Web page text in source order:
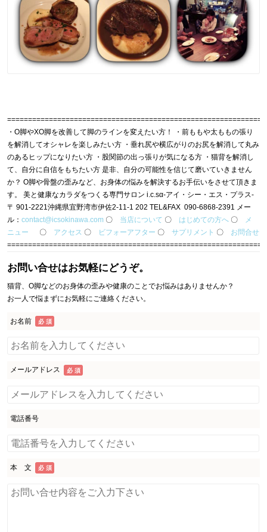
=============================================================
・O脚やXO脚を改善して脚のラインを変えたい方！ ・前ももや太ももの張り
を解消してオシャレを楽しみたい方 ・垂れ尻や横広がりのお尻を解消して丸み
のあるヒップになりたい方 ・股関節の出っ張りが気になる方 ・猫背を解消し
て、自分に自信をもちたい方 是非、自分の可能性を信じて磨いていきません
か？ O脚や骨盤の歪みなど、お身体の悩みを解決するお手伝いをさせて頂きま
す。 美と健康なカラダをつくる専門サロン i.c.sα-アイ・シー・エス・プラス-
〒 901-2221沖縄県宜野湾市伊佐2-11-1 202 TEL&FAX 090-6868-2391 メー
ル： contact@icsokinawa.com 〇 当店について 〇 はじめての方へ 〇
メ
ニュー
〇 アクセス 〇 ビフォーアフター 〇 サプリメント 〇 お問合せ
=============================================================
お問い合せはお気軽にどうぞ。
猫背、O脚などのお身体の歪みや健康のことでお悩みはありませんか？
お一人で悩まずにお気軽にご連絡ください。
お名前 必 須
メールアドレス 必 須
電話番号
本 文 必 須